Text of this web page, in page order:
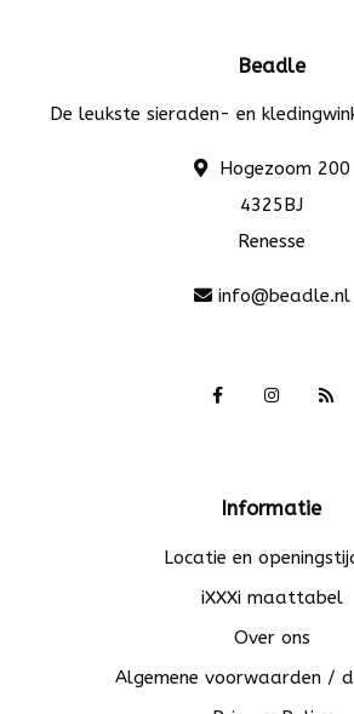
Beadle
De leukste sieraden- en
Hogezoom 200
4325BJ
Renesse
info@beadle.nl
Informatie
Locatie en
iXXXi maattabel
Over ons
Algemene voorwaarden /